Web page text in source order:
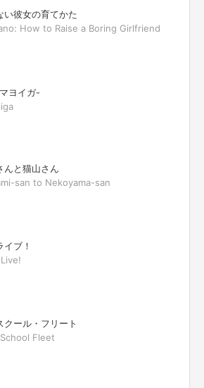
い彼女の育てかた
How to Raise a Boring Girlfriend
ヨイガ-
んと猫山さん
san to Nekoyama-san
イブ！
クール・フリート
Fleet